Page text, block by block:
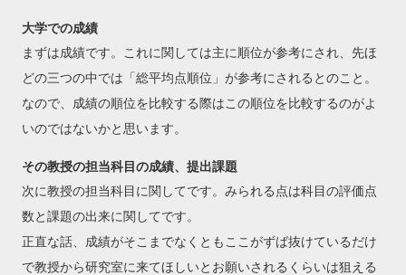
大学での成績
まずは成績です。これに関しては主に順位が参考にされ、先ほ
どの三つの中では「総平均点順位」が参考にされるとのこと。
なので、成績の順位を比較する際はこの順位を比較するのがよ
いのではないかと思います。
その教授の担当科目の成績、提出課題
次に教授の担当科目に関してです。みられる点は科目の評価点
数と課題の出来に関してです。
正直な話、成績がそこまでなくともここがずば抜けているだけ
で教授から研究室に来てほしいとお願いされるくらいは狙える